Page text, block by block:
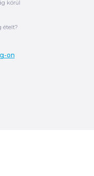
körül
ételt?
on